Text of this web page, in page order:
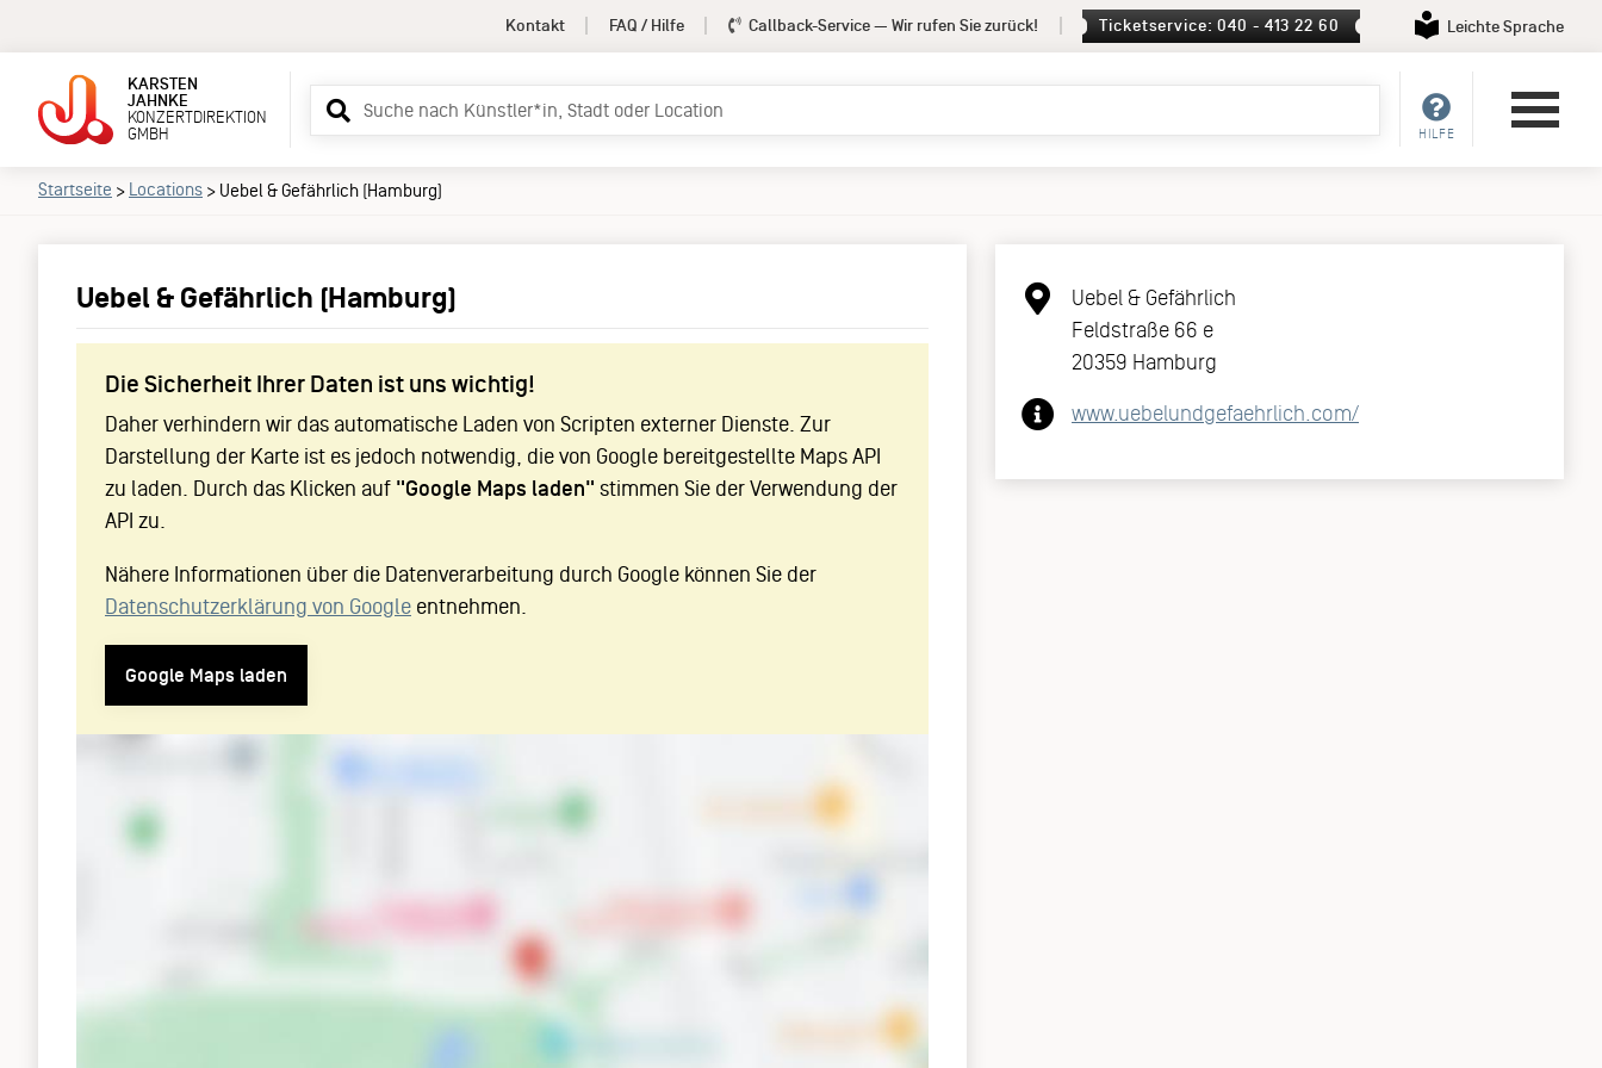
Kontakt FAQ / Hilfe Callback-Service — Wir rufen Sie zurück! Ticketservice: 040 - 413 22 60 Leichte Sprache
KARSTEN
JAHNKE
KONZERTDIREKTION
GMBH
Suchbegriff
eingeben
HILFE
Startseite > Locations > Uebel & Gefährlich (Hamburg)
Uebel & Gefährlich (Hamburg)
Die Sicherheit Ihrer Daten ist uns wichtig!
Daher verhindern wir das automatische Laden von Scripten externer Dienste. Zur
Darstellung der Karte ist es jedoch notwendig, die von Google bereitgestellte Maps API
zu laden. Durch das Klicken auf "Google Maps laden" stimmen Sie der Verwendung der
API zu.
Nähere Informationen über die Datenverarbeitung durch Google können Sie der
Datenschutzerklärung von Google entnehmen.
Google Maps laden
Uebel & Gefährlich
Feldstraße 66 e
20359 Hamburg
www.uebelundgefaehrlich.com/